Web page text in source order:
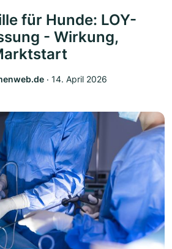
für Hunde: LOY-
- Wirkung,
‧ 14. April 2026